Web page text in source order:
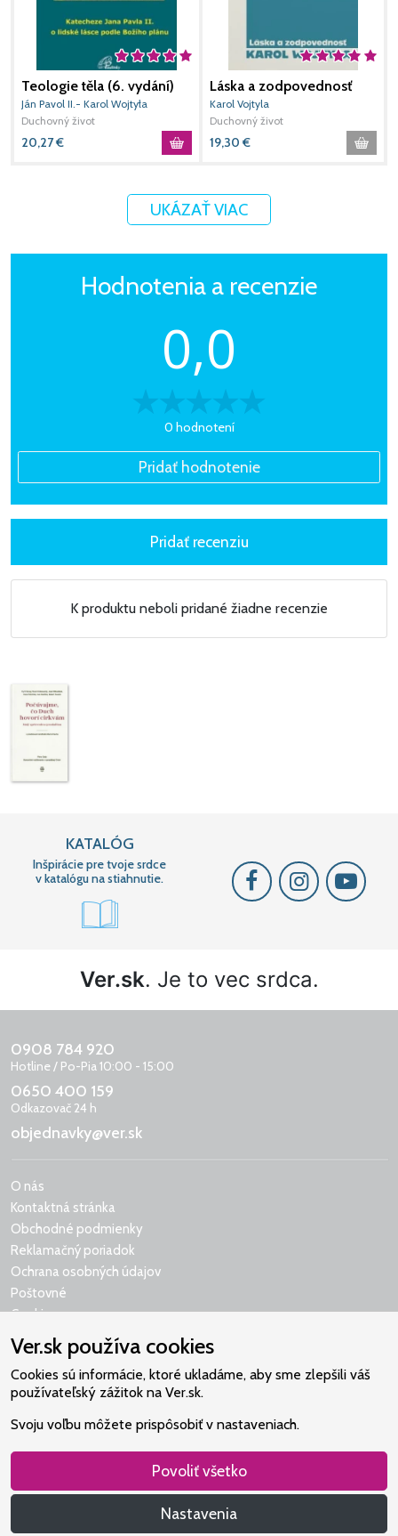
Teologie těla (6. vydání)
Ján Pavol II.- Karol Wojtyła
Duchovný život
20,27€
Láska a zodpovednosť
Karol Vojtyla
Duchovný život
19,30 €
UKÁZAŤ VIAC
Hodnotenia a recenzie
0,0
0 hodnotení
K produktu neboli pridané žiadne recenzie
KATALÓG
Inšpirácie pre tvoje srdce
v katalógu na stiahnutie.
Ver.sk. Je to vec srdca.
0908 784 920
Hotline / Po-Pia 10:00 - 15:00
0650 400 159
Odkazovač 24 h
objednavky@ver.sk
O nás
Kontaktná stránka
Obchodné podmienky
Reklamačný poriadok
Ochrana osobných údajov
Poštovné
Cookies
Naše srdce je v Martindome.
Podporujeme aktivity spoločenstva,
ktoré pomáha nájsť vzťah s Bohom.
Ver.sk používa cookies
Cookies sú informácie, ktoré ukladáme, aby sme zlepšili váš
používateľský zážitok na Ver.sk.
Svoju voľbu môžete prispôsobiť v nastaveniach.
Povoliť všetko
Nastavenia